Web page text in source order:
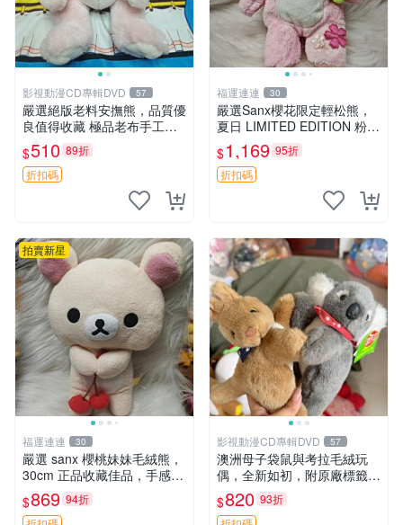
影視動漫CD專輯DVD 57
嚴選絕版老料安撫熊，品質優
良值得收藏 極品老布手工安
撫搖鈴玩具，適合哄睡寶貝
超柔老料搖鈴熊，專為孩子設
計的安心伴護 推薦絕版老布
製工藝搖鈴熊，可當作童
$510 89折
折扣碼
福運連連 30
嚴選Sanx櫻花限定輕松熊，
夏日 LIMITED EDITION 粉色
毛絨熊，背有拉鏈設計，肚內
填充豆袋，精致工藝呈現，狀
態如新，適合收藏與送人 櫻
$1,169 95折
折扣碼
拍賣新星
福運連連 30
嚴選 sanx 櫻桃妹妹毛絨熊，
30cm 正品收藏佳品，手感極
軟，適合贈送與收藏 櫻桃妹
妹、sanx、毛絨熊
$869 94折
影視動漫CD專輯DVD 57
澳洲母子袋鼠與考拉毛絨玩
偶，全新如初，附原廠標籤，
手感極軟，適合贈送親朋好
友。袋鼠與考拉正版，精緻尺
$820 93折